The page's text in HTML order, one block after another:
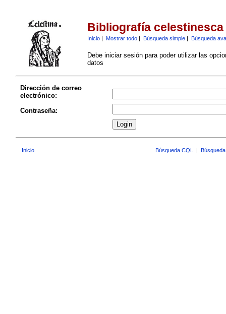
Bibliografía celestinesca
Inicio| Mostrar todo| Búsqueda simple| Búsqueda
Debe iniciar sesión para poder utilizar las
datos
Dirección de correo
electrónico:
Contraseña:
Inicio Búsqueda CQL |